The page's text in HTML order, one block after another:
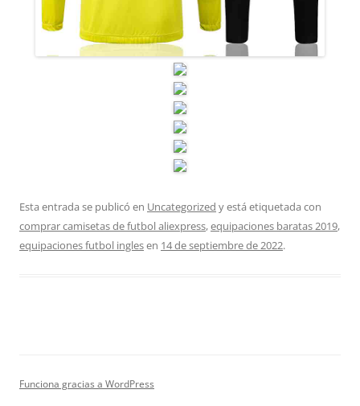
Esta entrada se publicó en Uncategorized y está etiquetada con
comprar camisetas de futbol aliexpress,equipaciones baratas 2019,
equipaciones futbol inglesen 14 de septiembre de 2022.
Funciona gracias a WordPress